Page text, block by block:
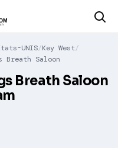
UNIS Key West
Breath Saloon
Breath Saloon